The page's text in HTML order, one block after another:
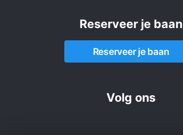
Reserveer je baan
Reserveer je baan
Volg ons